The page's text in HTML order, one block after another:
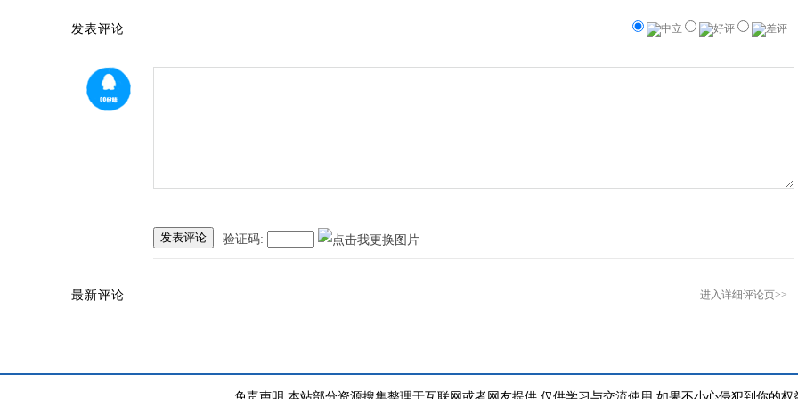
发表评论| 中立 好评 差评
发表评论 验证码:
最新评论 进入详细评论页>>
免责声明:本站部分资源搜集整理于互联网或者网友提供,仅供学习与交流使用,如果不小心侵犯到你的权